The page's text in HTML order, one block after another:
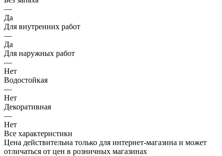
—
Да
Для внутренних работ
—
Да
Для наружных работ
—
Нет
Водостойкая
—
Нет
Декоративная
—
Нет
Все характеристики
Цена действительна только для интернет-магазина и может
отличаться от цен в розничных магазинах